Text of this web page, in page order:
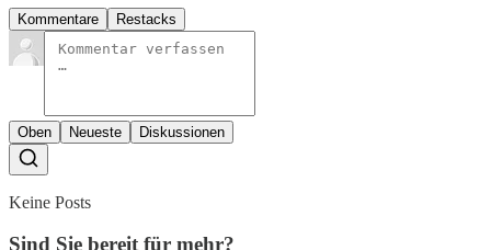
Kommentare Restacks
Oben Neueste Diskussionen
Keine Posts
Sind Sie bereit für mehr?